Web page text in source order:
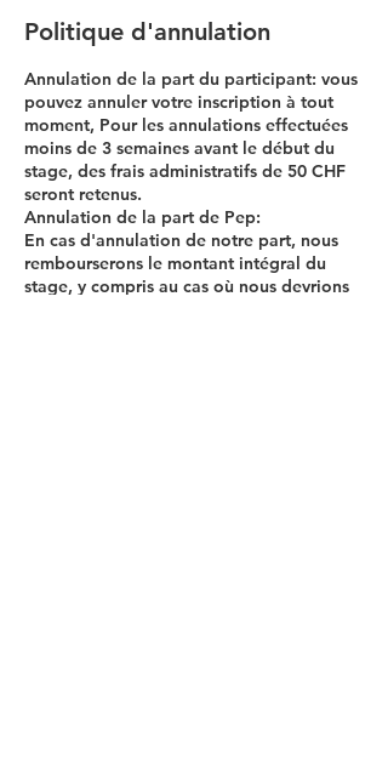
Politique d'annulation
Annulation de la part du participant: vous
pouvez annuler votre inscription à tout
moment, Pour les annulations effectuées
moins de 3 semaines avant le début du
stage, des frais administratifs de 50 CHF
seront retenus.
Annulation de la part de Pep:
En cas d'annulation de notre part, nous
rembourserons le montant intégral du
stage, y compris au cas où nous devrions